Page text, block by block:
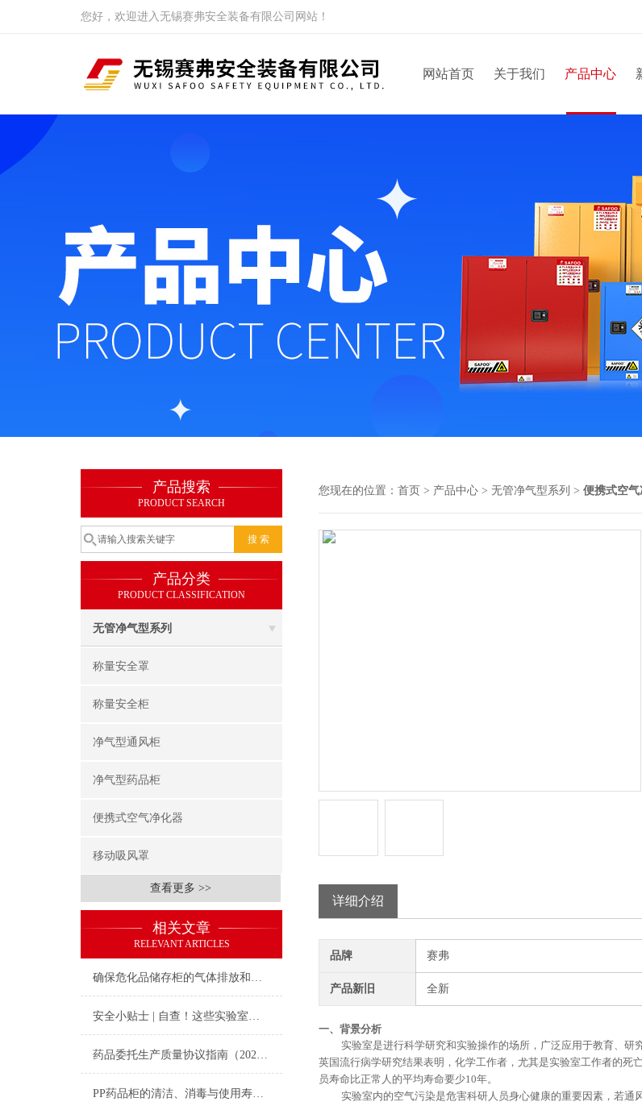
您好，欢迎进入无锡赛弗安全装备有限公司网站！
网站首页 关于我们 产品中心
产品搜索
PRODUCT SEARCH
产品分类
PRODUCT CLASSIFICATION
无管净气型系列
称量安全罩
称量安全柜
净气型通风柜
净气型药品柜
便携式空气净化器
移动吸风罩
查看更多 >>
相关文章
RELEVANT ARTICLES
确保危化品储存柜的气体排放和通风效果
安全小贴士 | 自查！这些实验室坏习惯你中了几条？
药品委托生产质量协议指南（2020年版）发布
PP药品柜的清洁、消毒与使用寿命延长策略
您现在的位置： 首页 > 产品中心 > 无管净气型系列 > 便携式空
详细介绍
品牌 赛弗
产品新旧 全新
一、 背景分析
实验室是进行科学研究和实验操作的场所，广泛应用于教育、研
英国流行病学研究结果表明，化学工作者，尤其是实验室工作者的死
员寿命比正常人的平均寿命要少10年。
实验室内的空气污染是危害科研人员身心健康的重要因素，若通